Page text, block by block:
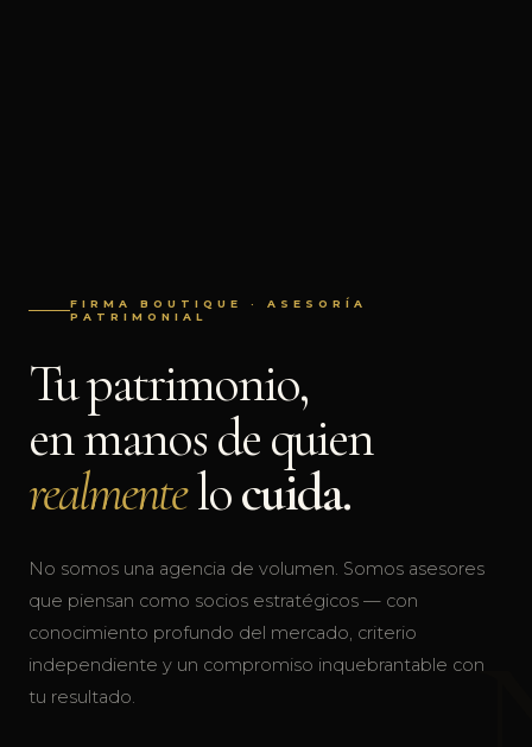
FIRMA BOUTIQUE · ASESORÍA
PATRIMONIAL
Tu patrimonio,
en manos de quien
realmentelocuida.
No somos una agencia de volumen. Somos asesores
que piensan como socios estratégicos — con
conocimiento profundo del mercado, criterio
independiente y un compromiso inquebrantable con
tu resultado.